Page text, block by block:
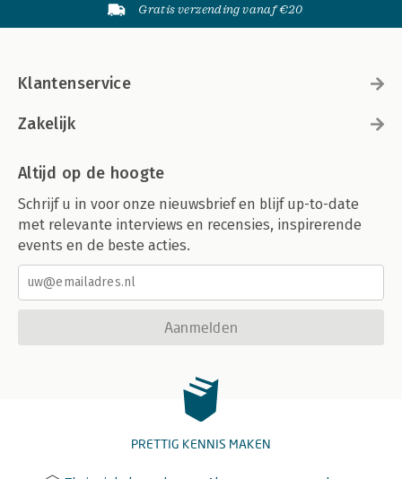
Gratis verzending vanaf €20
Klantenservice
Zakelijk
Altijd op de hoogte
Schrijf u in voor onze nieuwsbrief en blijf up-to-date
met relevante interviews en recensies, inspirerende
events en de beste acties.
Aanmelden
PRETTIG KENNIS MAKEN